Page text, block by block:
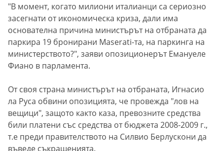
"В момент, когато милиони италианци са сериозно
засегнати от икономическа криза, дали има
основателна причина министърът на отбраната да
паркира 19 бронирани Maserati-та, на паркинга на
министерството?", заяви опозиционерът Емануеле
Фиано в парламента.
От своя страна министърът на отбраната, Игнасио
ла Руса обвини опозицията, че провежда "лов на
вещици", защото както каза, превозните средства
били платени със средства от бюджета 2008-2009 г.,
т.е преди правителството на Силвио Берлускони да
въведе съкращенията.